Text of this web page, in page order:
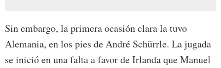
Sin embargo, la primera ocasión clara la tuvo
Alemania, en los pies de André Schürrle. La jugada
se inició en una falta a favor de Irlanda que Manuel